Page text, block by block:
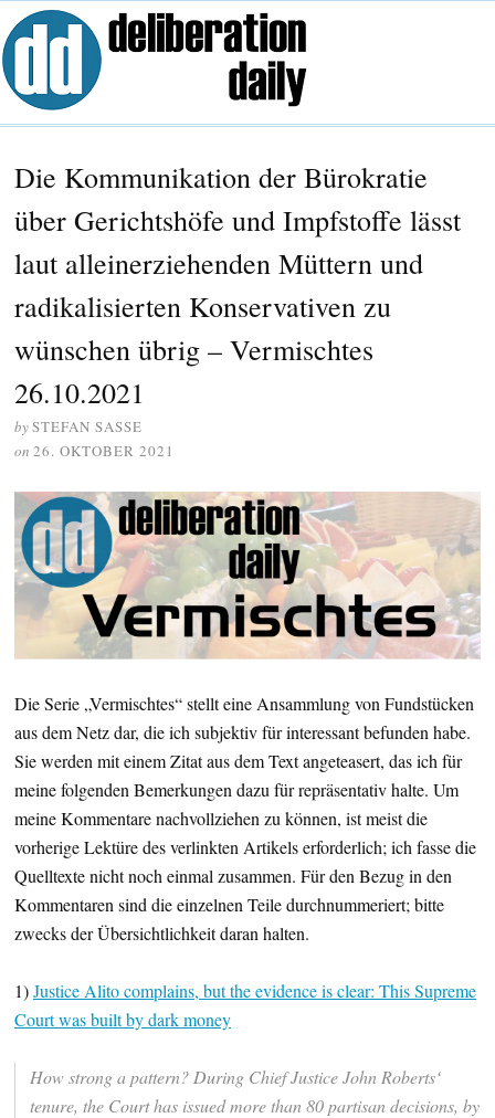
Die Kommunikation der Bürokratie
über Gerichtshöfe und Impfstoffe lässt
laut alleinerziehenden Müttern und
radikalisierten Konservativen zu
wünschen übrig – Vermischtes
26.10.2021
bySTEFAN SASSE
on 26. OKTOBER 2021
Die Serie „Vermischtes“ stellt eine Ansammlung von Fundstücken
aus dem Netz dar, die ich subjektiv für interessant befunden habe.
Sie werden mit einem Zitat aus dem Text angeteasert, das ich für
meine folgenden Bemerkungen dazu für repräsentativ halte. Um
meine Kommentare nachvollziehen zu können, ist meist die
vorherige Lektüre des verlinkten Artikels erforderlich; ich fasse die
Quelltexte nicht noch einmal zusammen. Für den Bezug in den
Kommentaren sind die einzelnen Teile durchnummeriert; bitte
zwecks der Übersichtlichkeit daran halten.
1)Justice Alito complains, but the evidence is clear: This Supreme
Court was built by dark money
How strong a pattern? During Chief Justice John Roberts‘
tenure, the Court has issued more than 80 partisan decisions, by